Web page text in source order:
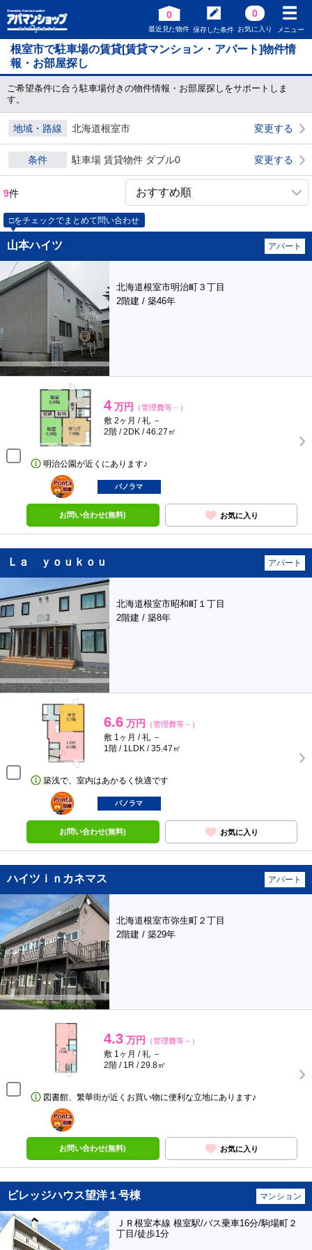
0
最近見た物件 保存した条件
0
お気に入り メニュー
根室市で駐車場の賃貸[賃貸マンション・アパート]物件情
報・お部屋探し
ご希望条件に合う駐車場付きの物件情報・お部屋探しをサポートしま
す。
地域・路線 北海道根室市 変更する
条件 駐車場 賃貸物件 ダブル0 変更する
9件
□をチェックでまとめて問い合わせ
山本ハイツ アパート
北海道根室市明治町３丁目
2階建 / 築46年
4 万円 （管理費等－）
敷 2ヶ月 / 礼 －
2階 / 2DK / 46.27㎡
明治公園が近くにあります♪
ポンタ
部屋
パノラマ
お問い合わせ(無料) お気に入り
Ｌａ ｙｏｕｋｏｕ アパート
北海道根室市昭和町１丁目
2階建 / 築8年
6.6 万円 （管理費等－）
敷 1ヶ月 / 礼 －
1階 / 1LDK / 35.47㎡
築浅で、室内はあかるく快適です
ポンタ
部屋
パノラマ
お問い合わせ(無料) お気に入り
ハイツｉｎカネマス アパート
北海道根室市弥生町２丁目
2階建 / 築29年
4.3 万円 （管理費等－）
敷 1ヶ月 / 礼 －
2階 / 1R / 29.8㎡
図書館、繁華街が近くお買い物に便利な立地にあります♪
ポンタ
部屋
お問い合わせ(無料) お気に入り
ビレッジハウス望洋１号棟 マンション
ＪＲ根室本線 根室駅/バス乗車16分/駒場町２
丁目/徒歩1分